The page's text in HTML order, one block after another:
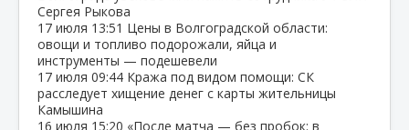
Сергея Рыкова
17 июля 13:51 Цены в Волгоградской области:
овощи и топливо подорожали, яйца и
инструменты — подешевели
17 июля 09:44 Кража под видом помощи: СК
расследует хищение денег с карты жительницы
Камышина
16 июля 15:20 «После матча — без пробок: в